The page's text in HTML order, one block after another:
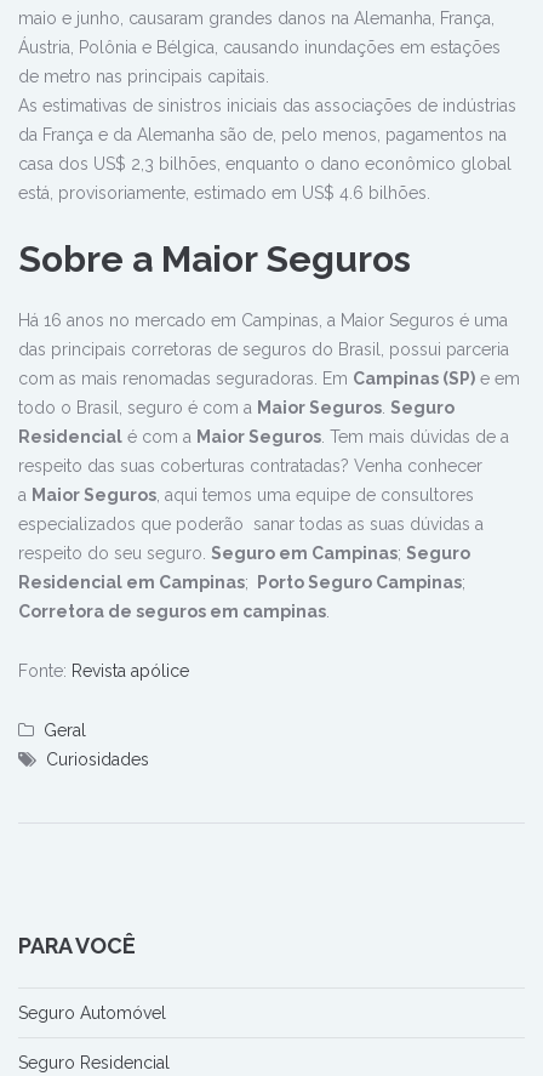
maio e junho, causaram grandes danos na Alemanha, França,
Áustria, Polônia e Bélgica, causando inundações em estações
de metro nas principais capitais.
As estimativas de sinistros iniciais das associações de indústrias
da França e da Alemanha são de, pelo menos, pagamentos na
casa dos US$ 2,3 bilhões, enquanto o dano econômico global
está, provisoriamente, estimado em US$ 4.6 bilhões.
Sobre a Maior Seguros
Há 16 anos no mercado em Campinas, a Maior Seguros é uma
das principais corretoras de seguros do Brasil, possui parceria
com as mais renomadas seguradoras. Em Campinas (SP) e em
todo o Brasil, seguro é com a Maior Seguros Seguro
Residencial é com a Maior Seguros . Tem mais dúvidas de a
respeito das suas coberturas contratadas? Venha conhecer
a Maior Seguros , aqui temos uma equipe de consultores
especializados que poderão sanar todas as suas dúvidas a
respeito do seu seguro. Seguro em Campinas; Seguro
Residencial em Campinas; Porto Seguro Campinas;
Corretora de seguros em campinas
Fonte: Revista apólice
Geral
Curiosidades
PARA VOCÊ
Seguro Automóvel
Seguro Residencial